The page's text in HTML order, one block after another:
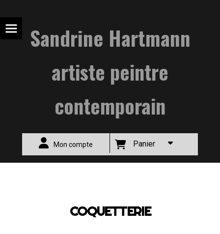
Sandrine Hartmann
artiste peintre
contemporain
Mon compte Panier
COQUETTERIE